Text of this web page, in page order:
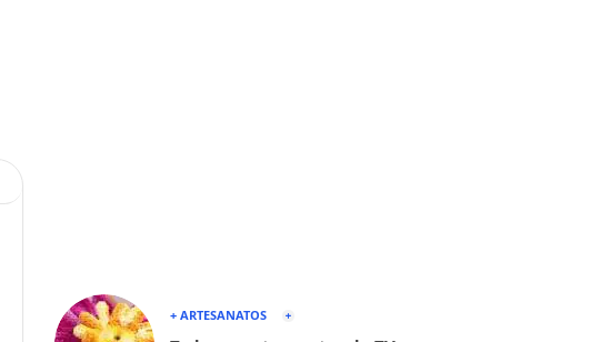
+ ARTESANATOS